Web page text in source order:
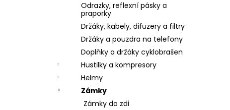
Odrazky, reflexní pásky a
praporky
Držáky, kabely, difuzery a filtry
Držáky a pouzdra na telefony
Doplňky a držáky cyklobrašen
Hustilky a kompresory
Helmy
Zámky
Zámky do zdi